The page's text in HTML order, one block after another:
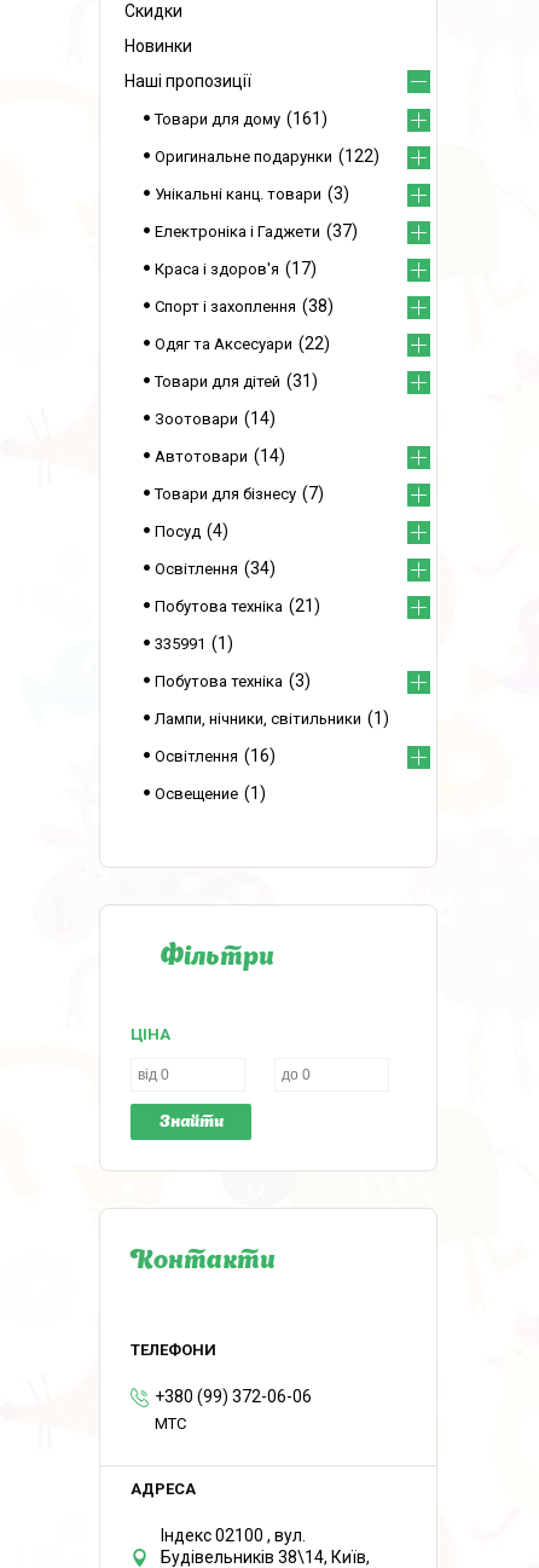
Скидки
Новинки
Наші пропозиції
Товари для дому 161
Оригинальне подарунки 122
Унікальні канц. товари 3
Електроніка і Гаджети 37
Краса і здоров'я 17
Спорт і захоплення 38
Одяг та Аксесуари 22
Товари для дітей 31
Зоотовари 14
Автотовари 14
Товари для бізнесу 7
Посуд 4
Освітлення 34
Побутова техніка 21
335991 1
Побутова техніка 3
Лампи, нічники, світильники 1
Освітлення 16
Освещение 1
Фільтри
ЦІНА
Знайти
Контакти
+380 (99) 372-06-06
MTC
Індекс 02100 , вул.
Будівельників 38\14, Київ,